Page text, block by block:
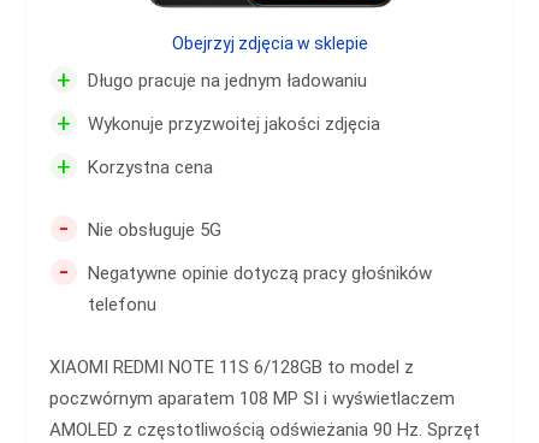
+ Długo pracuje na jednym ładowaniu
+ Wykonuje przyzwoitej jakości zdjęcia
+ Korzystna cena
- Nie obsługuje 5G
-
Negatywne opinie dotyczą pracy głośników
telefonu
XIAOMI REDMI NOTE 11S 6/128GB to model z
poczwórnym aparatem 108 MP SI i wyświetlaczem
AMOLED z częstotliwością odświeżania 90 Hz. Sprzęt
Obejrzyj zdjęcia w sklepie